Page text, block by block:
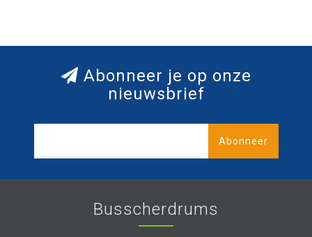
Abonneer je op onze
nieuwsbrief
Abonneer
Busscherdrums